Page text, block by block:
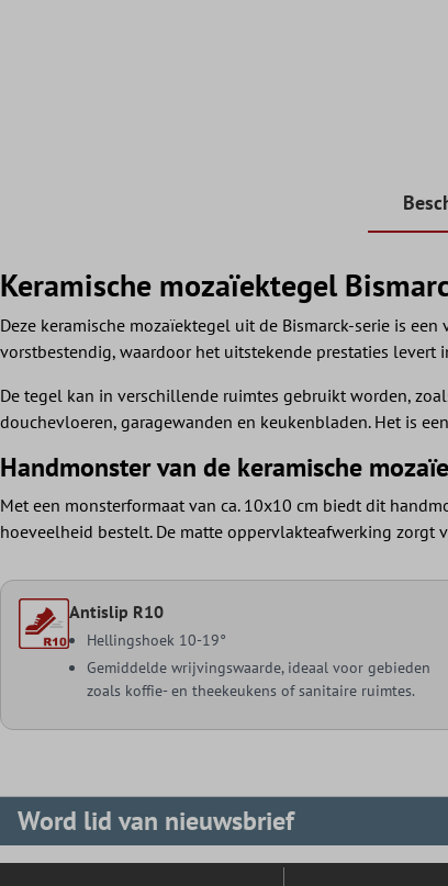
Keramische mozaïektegel
Deze keramische mozaïektegel uit de Bismarck-serie is
vorstbestendig, waardoor het uitstekende prestaties
De tegel kan in verschillende ruimtes gebruikt worden,
douchevloeren, garagewanden en keukenbladen. Het is
Handmonster van de keramische
Met een monsterformaat van ca. 10x10 cm biedt dit
hoeveelheid bestelt. De matte oppervlakteafwerking
Antislip R10
Hellingshoek 10-19°
Gemiddelde wrijvingswaarde, ideaal voor gebieden
zoals koffie- en theekeukens of sanitaire ruimtes.
Word lid van nieuwsbrief